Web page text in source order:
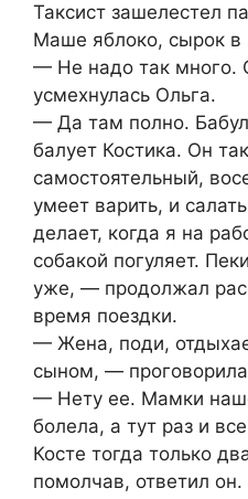
Таксист зашелестел
Маше яблоко, сырок в
— Не надо так много.
усмехнулась Ольга.
— Да там полно.
балует Костика. Он
самостоятельный,
умеет варить, и
делает, когда я на
собакой погуляет.
уже, — продолжал
время поездки.
— Жена, поди,
сыном, —
— Нету ее. Мамки
болела, а тут раз и
Косте тогда только
помолчав, ответил он.